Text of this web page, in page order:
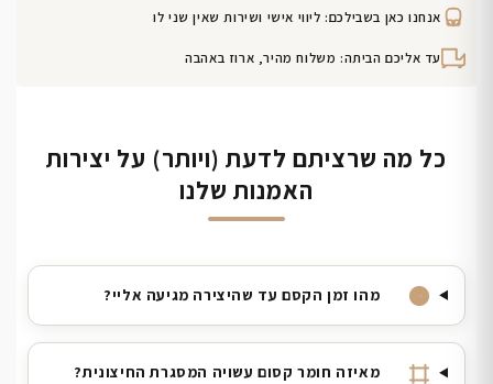
אנחנו כאן בשבילכם: ליווי אישי ושירות שאין שני לו
עד אליכם הביתה: משלוח מהיר, ארוז באהבה
כל מה שרציתם לדעת (ויותר) על יצירות
האמנות שלנו
מהו זמן הקסם עד שהיצירה מגיעה אליי?
מאיזה חומר קסום עשויה המסגרת החיצונית?